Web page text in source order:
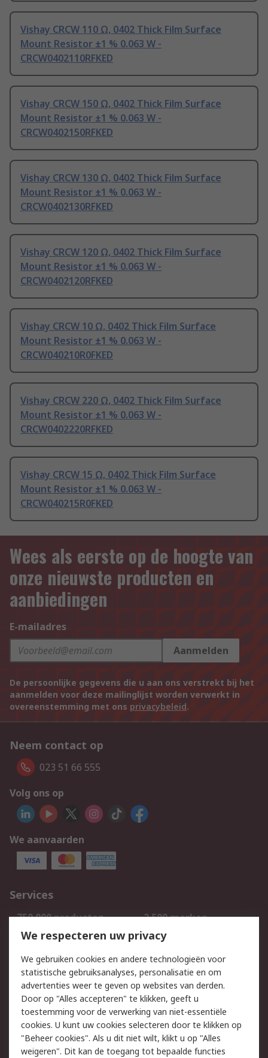
Vishay CRCW 110 Ω, 0402 Thick Film Surface
Mount Resistor ±1 % 0.063 W -
CRCW0402110RFKED
Vishay CRCW 150 Ω, 0402 Thick Film Surface
Mount Resistor ±1 % 0.063 W -
CRCW0402150RFKED
Vishay CRCW 130 Ω, 0402 Thick Film Surface
Mount Resistor ±1 % 0.063 W -
CRCW0402130RFKED
Vishay CRCW 120 Ω, 0402 Thick Film Surface
Mount Resistor ±1 % 0.063 W -
CRCW0402120RFKED
Vishay CRCW 10 Ω, 0402 Thick Film Surface
Mount Resistor ±1 % 0.063 W -
CRCW040210R0FKED
Vishay CRCW 220 Ω, 0402 Thick Film Surface
Mount Resistor ±1 % 0.063 W -
CRCW0402220RFKED
Vishay CRCW 15 Ω, 0402 Thick Film Surface
Mount Resistor ±1 % 0.063 W -
CRCW040215R0FKED
Wees als eerste op de hoogte van
onze nieuwste producten en
aanbiedingen
E-mailadres
Aanmelden
De persoonlijke gegevens die u aan ons verstrekt bij het
aanmelden voor deze mailinglijst worden verwerkt in
overeenstemming met ons privacybeleid.
Neem contact op
023 51 66 555
Volg ons op
We aanvaarden
Services
750.000 producten
2.500 merken
Bestellen
Inkoopoplossingen
Track & Trace
Wettelijk
Cookiebeleid
Email veiligheid
Privacybeleid
Websitevoorwaarden
Algemene
We respecteren uw privacy
We gebruiken cookies en andere technologieën voor
statistische gebruiksanalyses, personalisatie en om
advertenties weer te geven op websites van derden.
Door op "Alles accepteren" te klikken, geeft u
toestemming voor de verwerking van niet-essentiële
cookies. U kunt uw cookies selecteren door te klikken op
"Beheer cookies". Als u dit niet wilt, klikt u op "Alles
weigeren". Dit kan de toegang tot bepaalde functies